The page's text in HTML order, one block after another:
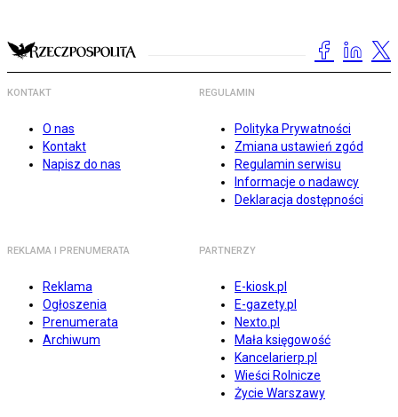
KONTAKT
O nas
Kontakt
Napisz do nas
REGULAMIN
Polityka Prywatności
Zmiana ustawień zgód
Regulamin serwisu
Informacje o nadawcy
Deklaracja dostępności
REKLAMA I PRENUMERATA
Reklama
Ogłoszenia
Prenumerata
Archiwum
PARTNERZY
E-kiosk.pl
E-gazety.pl
Nexto.pl
Mała księgowość
Kancelarierp.pl
Wieści Rolnicze
Życie Warszawy